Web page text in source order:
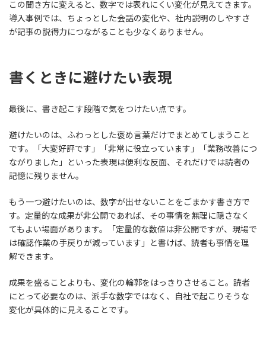
この聞き方に変えると、数字では表れにくい変化が見えてきます。
導入事例では、ちょっとした会話の変化や、社内説明のしやすさ
が記事の説得力につながることも少なくありません。
書くときに避けたい表現
最後に、書き起こす段階で気をつけたい点です。
避けたいのは、ふわっとした褒め言葉だけでまとめてしまうこと
です。「大変好評です」「非常に役立っています」「業務改善につ
ながりました」といった表現は便利な反面、それだけでは読者の
記憶に残りません。
もう一つ避けたいのは、数字が出せないことをごまかす書き方で
す。定量的な成果が非公開であれば、その事情を無理に隠さなく
てもよい場面があります。「定量的な数値は非公開ですが、現場で
は確認作業の手戻りが減っています」と書けば、読者も事情を理
解できます。
成果を盛ることよりも、変化の輪郭をはっきりさせること。読者
にとって必要なのは、派手な数字ではなく、自社で起こりそうな
変化が具体的に見えることです。